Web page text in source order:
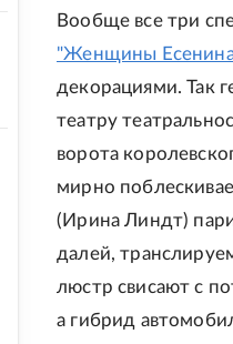
Вообще все три
"Женщины
декорациями. Так
театру
ворота
мирно
(Ирина Линдт)
далей,
люстр свисают с
а гибрид